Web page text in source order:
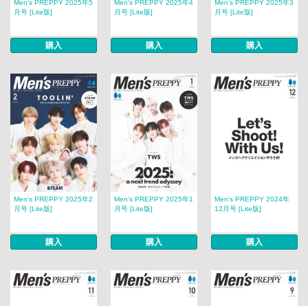
Men’s PREPPY 2025年5
月号 [Lite版]
購入
Men’s PREPPY 2025年4
月号 [Lite版]
購入
Men’s PREPPY 2025年3
月号 [Lite版]
購入
Men’s PREPPY 2025年2
月号 [Lite版]
購入
Men’s PREPPY 2025年1
月号 [Lite版]
購入
Men’s PREPPY 2024年
12月号 [Lite版]
購入